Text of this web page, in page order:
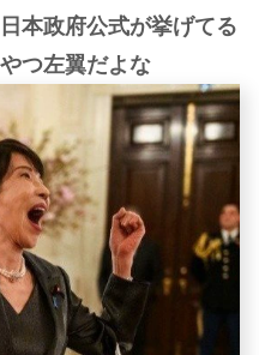
本政府公式が挙げてる
つ左翼だよな